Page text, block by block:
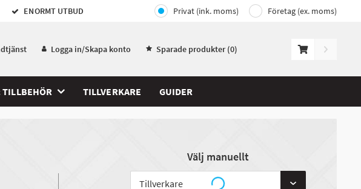
ENORMT UTBUD Privat (ink. moms) Företag (ex. moms)
Logga in/Skapa konto Sparade produkter (0)
TILLVERKARE GUIDER
Välj manuellt